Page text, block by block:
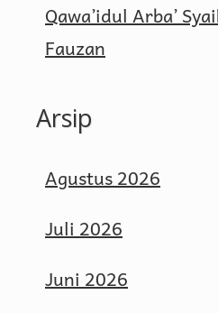
Qawa’idul Arba’
Fauzan
Arsip
Agustus 2026
Juli 2026
Juni 2026